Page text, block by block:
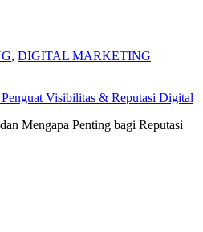
, DIGITAL MARKETING
Visibilitas & Reputasi Digital
Mengapa Penting bagi Reputasi